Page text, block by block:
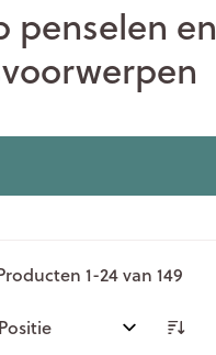
penselen en
1-24van 149
Sorteer op: